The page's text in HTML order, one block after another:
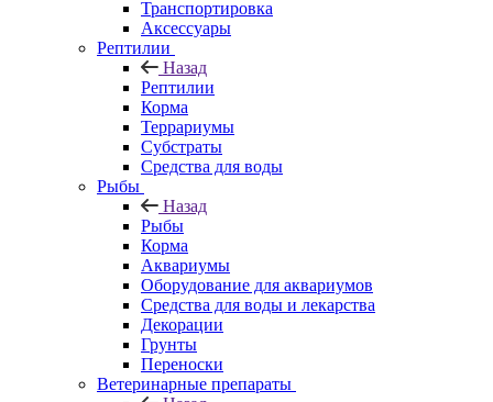
Транспортировка
Аксессуары
Рептилии
Назад
Рептилии
Корма
Террариумы
Субстраты
Средства для воды
Рыбы
Назад
Рыбы
Корма
Аквариумы
Оборудование для аквариумов
Средства для воды и лекарства
Декорации
Грунты
Переноски
Ветеринарные препараты